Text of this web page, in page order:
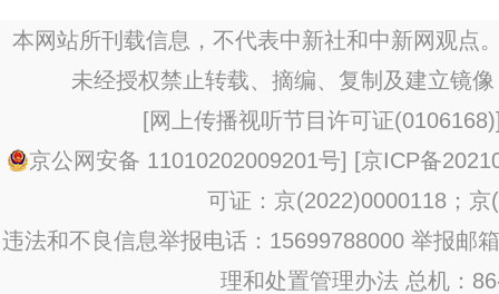
本网站所刊载信息，不代表中新社和中新网观点
未经授权禁止转载、摘编、复制及建立镜
[网上传播视听节目许可证(0106168)
京公网安备 11010202009201号] [京ICP备
可证：京(2022)0000118；京
违法和不良信息举报电话：15699788000 举报邮
理和处置管理办法 总机：